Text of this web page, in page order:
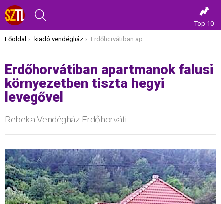
Top 10
Itt vagy most:
Főoldal kiadó vendégház Erdőhorvátiban apartmanok falusi környezetben tiszta hegyi levegővel
Erdőhorvátiban apartmanok falusi
környezetben tiszta hegyi
levegővel
Rebeka Vendégház Erdőhorváti